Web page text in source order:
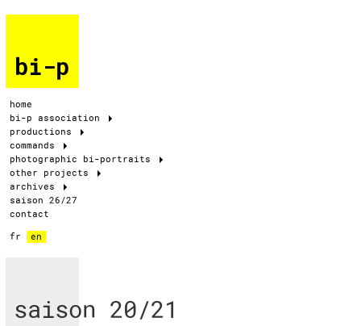
bi-p
home
bi-p association
productions
commands
photographic bi-portraits
other projects
archives
saison 26/27
contact
fr
en
saison 20/21